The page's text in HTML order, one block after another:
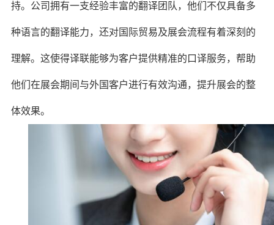
持。公司拥有一支经验丰富的翻译团队，他们不仅具备多
种语言的翻译能力，还对国际贸易及展会流程有着深刻的
理解。这使得译联能够为客户提供精准的口译服务，帮助
他们在展会期间与外国客户进行有效沟通，提升展会的整
体效果。